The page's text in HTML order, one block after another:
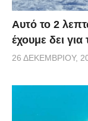
Αυτό το 2
έχουμε δει
26 ΔΕΚΕΜΒΡΊΟΥ,